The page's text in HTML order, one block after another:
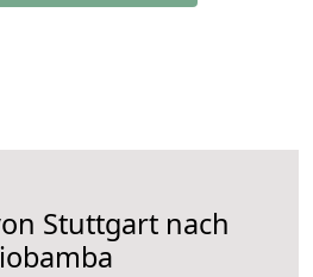
Stuttgart nach